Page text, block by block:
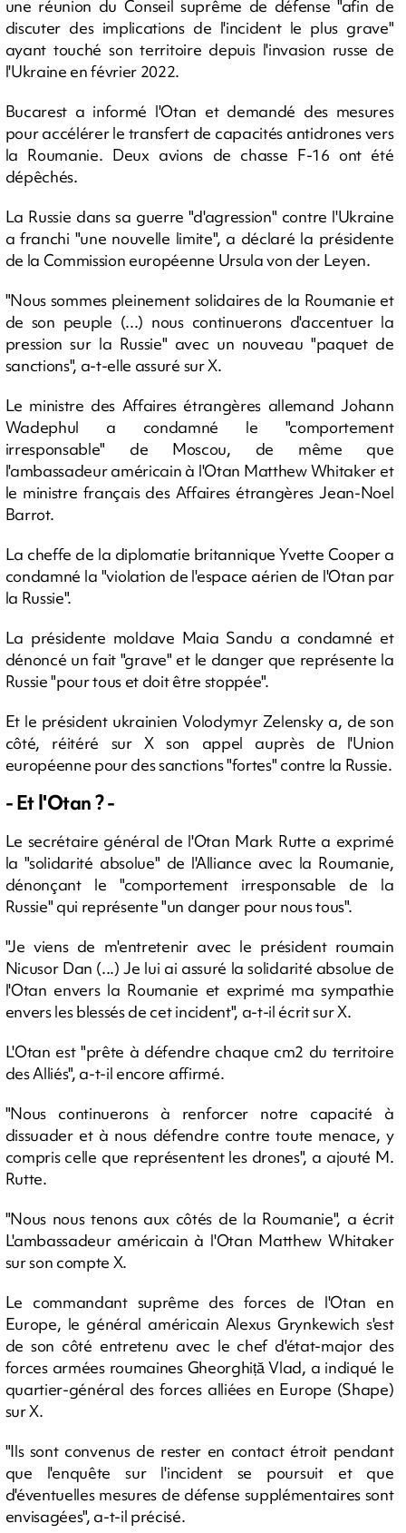
une réunion du Conseil suprême de défense "afin de
discuter des implications de l'incident le plus grave"
ayant touché son territoire depuis l'invasion russe de
l'Ukraine en février 2022.
Bucarest a informé l'Otan et demandé des mesures
pour accélérer le transfert de capacités antidrones vers
la Roumanie. Deux avions de chasse F-16 ont été
dépêchés.
La Russie dans sa guerre "d'agression" contre l'Ukraine
a franchi "une nouvelle limite", a déclaré la présidente
de la Commission européenne Ursula von der Leyen.
"Nous sommes pleinement solidaires de la Roumanie et
de son peuple (...) nous continuerons d'accentuer la
pression sur la Russie" avec un nouveau "paquet de
sanctions", a-t-elle assuré sur X.
Le ministre des Affaires étrangères allemand Johann
Wadephul a condamné le "comportement
irresponsable" de Moscou, de même que
l'ambassadeur américain à l'Otan Matthew Whitaker et
le ministre français des Affaires étrangères Jean-Noel
Barrot.
La cheffe de la diplomatie britannique Yvette Cooper a
condamné la "violation de l'espace aérien de l'Otan par
la Russie".
La présidente moldave Maia Sandu a condamné et
dénoncé un fait "grave" et le danger que représente la
Russie "pour tous et doit être stoppée".
Et le président ukrainien Volodymyr Zelensky a, de son
côté, réitéré sur X son appel auprès de l'Union
européenne pour des sanctions "fortes" contre la Russie.
- Et l'Otan ? -
Le secrétaire général de l'Otan Mark Rutte a exprimé
la "solidarité absolue" de l'Alliance avec la Roumanie,
dénonçant le "comportement irresponsable de la
Russie" qui représente "un danger pour nous tous".
"Je viens de m'entretenir avec le président roumain
Nicusor Dan (...) Je lui ai assuré la solidarité absolue de
l'Otan envers la Roumanie et exprimé ma sympathie
envers les blessés de cet incident", a-t-il écrit sur X.
L'Otan est "prête à défendre chaque cm2 du territoire
des Alliés", a-t-il encore affirmé.
"Nous continuerons à renforcer notre capacité à
dissuader et à nous défendre contre toute menace, y
compris celle que représentent les drones", a ajouté M.
Rutte.
"Nous nous tenons aux côtés de la Roumanie", a écrit
L'ambassadeur américain à l'Otan Matthew Whitaker
sur son compte X.
Le commandant suprême des forces de l'Otan en
Europe, le général américain Alexus Grynkewich s'est
de son côté entretenu avec le chef d'état-major des
forces armées roumaines Gheorghiță Vlad, a indiqué le
quartier-général des forces alliées en Europe (Shape)
sur X.
"Ils sont convenus de rester en contact étroit pendant
que l'enquête sur l'incident se poursuit et que
d'éventuelles mesures de défense supplémentaires sont
envisagées", a-t-il précisé.